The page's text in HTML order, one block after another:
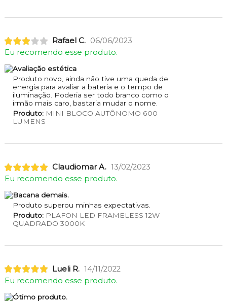
Rafael C. 06/06/2023
Eu recomendo esse produto.
Avaliação estética
Produto novo, ainda não tive uma queda de
energia para avaliar a bateria e o tempo de
iluminação. Poderia ser todo branco como o
irmão mais caro, bastaria mudar o nome.
Produto:MINI BLOCO AUTÔNOMO 600
LUMENS
Claudiomar A. 13/02/2023
Eu recomendo esse produto.
Bacana demais.
Produto superou minhas expectativas.
Produto:PLAFON LED FRAMELESS 12W
QUADRADO 3000K
Lueli R. 14/11/2022
Eu recomendo esse produto.
Ótimo produto.